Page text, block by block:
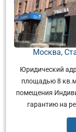
Москва,
Юридический
площадью 8
помещения
гарантию на